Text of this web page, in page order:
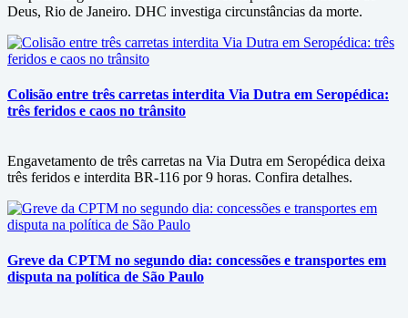
Deus, Rio de Janeiro. DHC investiga circunstâncias da morte.
Colisão entre três carretas interdita Via Dutra em Seropédica:
três feridos e caos no trânsito
Engavetamento de três carretas na Via Dutra em Seropédica deixa
três feridos e interdita BR-116 por 9 horas. Confira detalhes.
Greve da CPTM no segundo dia: concessões e transportes em
disputa na política de São Paulo